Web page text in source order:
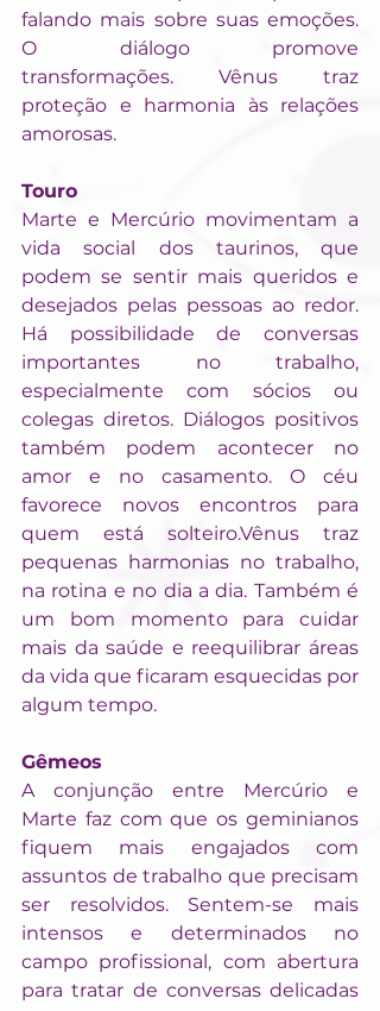
falando mais sobre suas emoções.
O diálogo promove
transformações. Vênus traz
proteção e harmonia às relações
amorosas.
Touro
Marte e Mercúrio movimentam a
vida social dos taurinos, que
podem se sentir mais queridos e
desejados pelas pessoas ao redor.
Há possibilidade de conversas
importantes no trabalho,
especialmente com sócios ou
colegas diretos. Diálogos positivos
também podem acontecer no
amor e no casamento. O céu
favorece novos encontros para
quem está solteiro.Vênus traz
pequenas harmonias no trabalho,
na rotina e no dia a dia. Também é
um bom momento para cuidar
mais da saúde e reequilibrar áreas
da vida que ficaram esquecidas por
algum tempo.
Gêmeos
A conjunção entre Mercúrio e
Marte faz com que os geminianos
fiquem mais engajados com
assuntos de trabalho que precisam
ser resolvidos. Sentem-se mais
intensos e determinados no
campo profissional, com abertura
para tratar de conversas delicadas